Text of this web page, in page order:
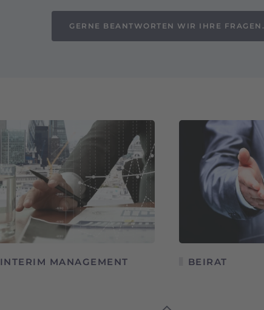
GERNE BEANTWORTEN WIR IHRE FRAGEN.
INTERIM MANAGEMENT BEIRAT